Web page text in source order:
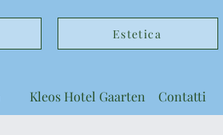
Estetica
Kleos Hotel Gaarten Contatti